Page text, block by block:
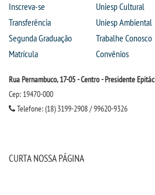
Inscreva-se
Transferência
Segunda Graduação
Matrícula
Uniesp Cultural
Uniesp Ambiental
Trabalhe Conosco
Convênios
Rua Pernambuco, 17-05 - Centro - Presidente
Cep: 19470-000
Telefone: (18) 3199-2908 / 99620-9326
CURTA NOSSA PÁGINA